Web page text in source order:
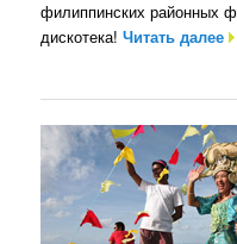
филиппинских районных
дискотека!Читать далее